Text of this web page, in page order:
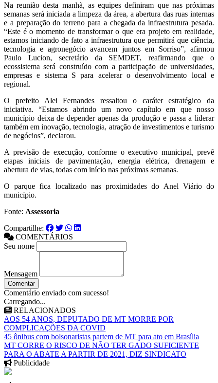
Na reunião desta manhã, as equipes definiram que nas próximas
semanas será iniciada a limpeza da área, a abertura das ruas internas
e a preparação do terreno para a chegada da infraestrutura pesada.
“Este é o momento de transformar o que era projeto em realidade,
estamos iniciando de fato a infraestrutura que permitirá que ciência,
tecnologia e agronegócio avancem juntos em Sorriso”, afirmou
Paulo Lucion, secretário da SEMDET, reafirmando que o
ecossistema será construído com a participação de universidades,
empresas e sistema S para acelerar o desenvolvimento local e
regional.
O prefeito Alei Fernandes ressaltou o caráter estratégico da
iniciativa. “Estamos abrindo um novo capítulo em que nosso
município deixa de depender apenas da produção e passa a liderar
também em inovação, tecnologia, atração de investimentos e turismo
de negócios”, declarou.
A previsão de execução, conforme o executivo municipal, prevê
etapas iniciais de pavimentação, energia elétrica, drenagem e
abertura de vias, todas com início nas próximas semanas.
O parque fica localizado nas proximidades do Anel Viário do
município.
Fonte: Assessoria
Compartilhe:
COMENTÁRIOS
Seu nome
Mensagem
Comentar
Comentário enviado com sucesso!
Carregando...
RELACIONADOS
AOS 54 ANOS, DEPUTADO DE MT MORRE POR
COMPLICAÇÕES DA COVID
45 ônibus com bolsonaristas partem de MT para ato em Brasília
MT CORRE O RISCO DE NÃO TER GADO SUFICIENTE
PARA O ABATE A PARTIR DE 2021, DIZ SINDICATO
Publicidade